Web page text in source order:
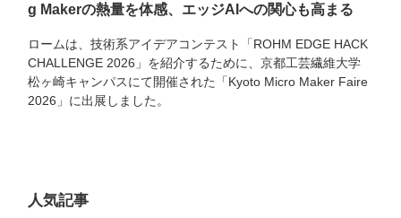
g Makerの熱量を体感、エッジAIへの関心も高まる
ロームは、技術系アイデアコンテスト「ROHM EDGE HACK
CHALLENGE 2026」を紹介するために、京都工芸繊維大学
松ヶ崎キャンパスにて開催された「Kyoto Micro Maker Faire
2026」に出展しました。
人気記事